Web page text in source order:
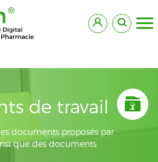
de travail
documents proposés par
que des documents